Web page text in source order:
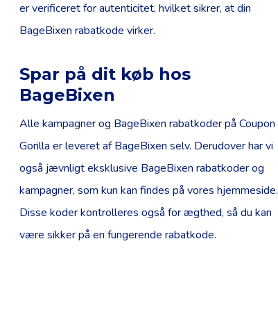
er verificeret for autenticitet, hvilket sikrer, at din
BageBixen rabatkode virker.
Spar på dit køb hos
BageBixen
Alle kampagner og BageBixen rabatkoder på Coupon
Gorilla er leveret af BageBixen selv. Derudover har vi
også jævnligt eksklusive BageBixen rabatkoder og
kampagner, som kun kan findes på vores hjemmeside.
Disse koder kontrolleres også for ægthed, så du kan
være sikker på en fungerende rabatkode.